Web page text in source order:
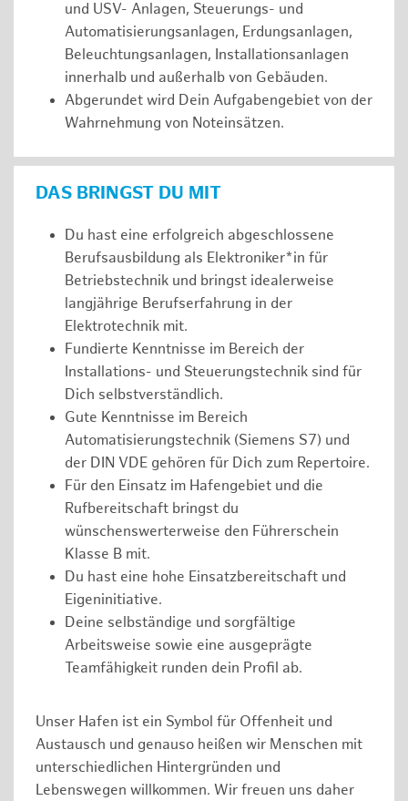
und USV- Anlagen, Steuerungs- und
Automatisierungsanlagen, Erdungsanlagen,
Beleuchtungsanlagen, Installationsanlagen
innerhalb und außerhalb von Gebäuden.
Abgerundet wird Dein Aufgabengebiet von der
Wahrnehmung von Noteinsätzen.
DAS BRINGST DU MIT
Du hast eine erfolgreich abgeschlossene
Berufsausbildung als Elektroniker*in für
Betriebstechnik und bringst idealerweise
langjährige Berufserfahrung in der
Elektrotechnik mit.
Fundierte Kenntnisse im Bereich der
Installations- und Steuerungstechnik sind für
Dich selbstverständlich.
Gute Kenntnisse im Bereich
Automatisierungstechnik (Siemens S7) und
der DIN VDE gehören für Dich zum Repertoire.
Für den Einsatz im Hafengebiet und die
Rufbereitschaft bringst du
wünschenswerterweise den Führerschein
Klasse B mit.
Du hast eine hohe Einsatzbereitschaft und
Eigeninitiative.
Deine selbständige und sorgfältige
Arbeitsweise sowie eine ausgeprägte
Teamfähigkeit runden dein Profil ab.
Unser Hafen ist ein Symbol für Offenheit und
Austausch und genauso heißen wir Menschen mit
unterschiedlichen Hintergründen und
Lebenswegen willkommen. Wir freuen uns daher